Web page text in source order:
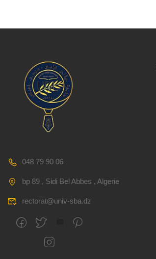
048 79 90 06
bp 89 , Sidi Bel Abbes , Algerie
rectorat@univ-sba.dz